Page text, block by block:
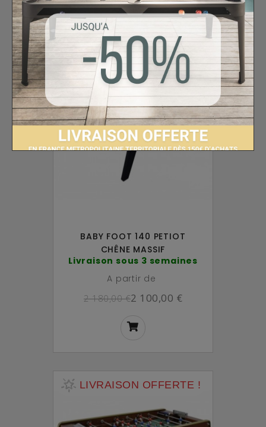
LIVRAISON OFFERTE !
BABY FOOT 140 PETIOT
CHÊNE MASSIF
Livraison sous 3 semaines
A partir de
2 180,00 €2 100,00 €
LIVRAISON OFFERTE !